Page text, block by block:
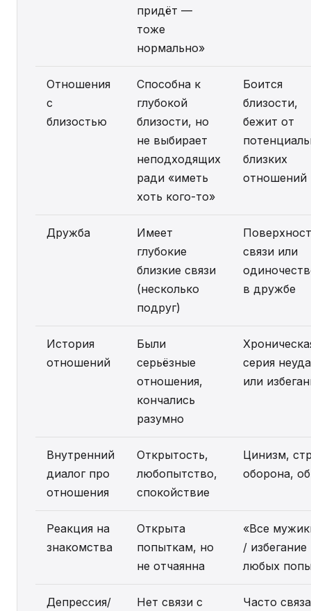
придёт —
тоже
нормально»
Отношения
с
близостью
Способна к
глубокой
близости, но
не выбирает
неподходящих
ради «иметь
хоть кого-то»
Боится
близости,
бежит от
близких
отношений
Дружба
Имеет
глубокие
близкие связи
(несколько
подруг)
связи или
в дружбе
История
отношений
Были
серьёзные
отношения,
кончались
разумно
серия
или
Внутренний
диалог про
отношения
Открытость,
любопытство,
спокойствие
Цинизм,
оборона,
Реакция на
знакомства
Открыта
попыткам, но
не отчаянна
«Все
/ избегание
любых
Депрессия/
Нет связи с
Часто